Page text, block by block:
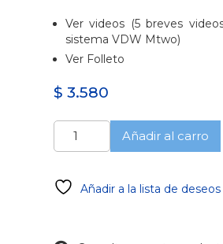
Ver videos (5 breves
sistema VDW Mtwo)
Ver Folleto
$ 3.580
MTWO
25mm
por
Añadir al carro
Añadir a la lista de deseos